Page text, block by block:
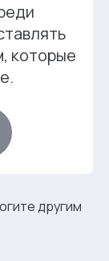
которые
другим